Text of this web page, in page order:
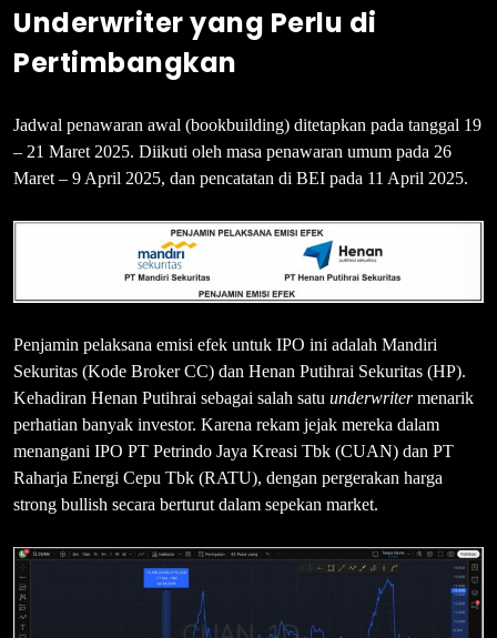
Underwriter yang Perlu di
Pertimbangkan
Jadwal penawaran awal (bookbuilding) ditetapkan pada tanggal 19
– 21 Maret 2025. Diikuti oleh masa penawaran umum pada 26
Maret – 9 April 2025, dan pencatatan di BEI pada 11 April 2025.
Penjamin pelaksana emisi efek untuk IPO ini adalah Mandiri
Sekuritas (Kode Broker CC) dan Henan Putihrai Sekuritas (HP).
Kehadiran Henan Putihrai sebagai salah satu underwritermenarik
perhatian banyak investor. Karena rekam jejak mereka dalam
menangani IPO PT Petrindo Jaya Kreasi Tbk (CUAN) dan PT
Raharja Energi Cepu Tbk (RATU), dengan pergerakan harga
strong bullish secara berturut dalam sepekan market.